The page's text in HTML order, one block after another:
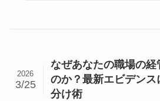
なぜあなたの職場の経
のか？最新エビデン
分け術
2026
3/25